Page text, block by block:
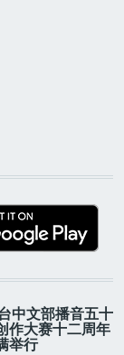
中文部播音五十
作大赛十二周年
举行